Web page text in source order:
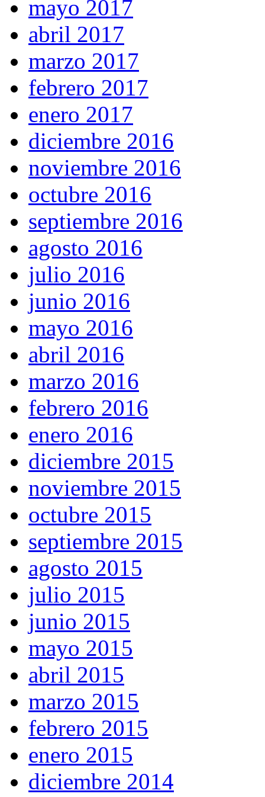
mayo 2017
abril 2017
marzo 2017
febrero 2017
enero 2017
diciembre 2016
noviembre 2016
octubre 2016
septiembre 2016
agosto 2016
julio 2016
junio 2016
mayo 2016
abril 2016
marzo 2016
febrero 2016
enero 2016
diciembre 2015
noviembre 2015
octubre 2015
septiembre 2015
agosto 2015
julio 2015
junio 2015
mayo 2015
abril 2015
marzo 2015
febrero 2015
enero 2015
diciembre 2014